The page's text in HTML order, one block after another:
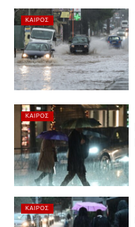
ΚΑΙΡΌΣ
ΚΑΙΡΌΣ
ΚΑΙΡΌΣ